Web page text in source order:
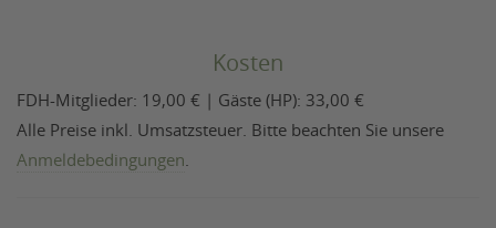
Kosten
FDH-Mitglieder: 19,00 € | Gäste (HP): 33,00 €
Alle Preise inkl. Umsatzsteuer. Bitte beachten Sie unsere
Anmeldebedingungen.